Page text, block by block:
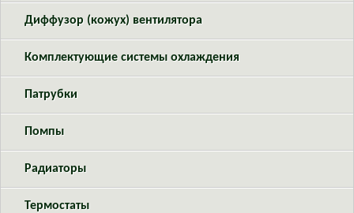
Диффузор (кожух) вентилятора
Комплектующие системы охлаждения
Патрубки
Помпы
Радиаторы
Термостаты